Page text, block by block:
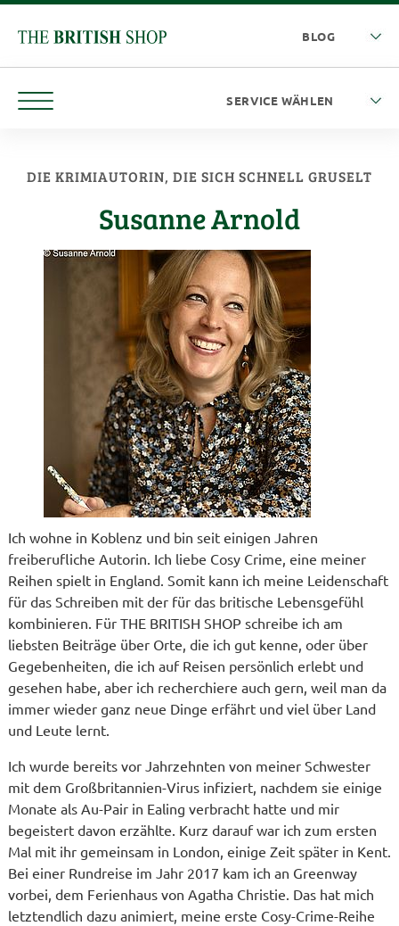
DIE KRIMIAUTORIN, DIE SICH SCHNELL GRUSELT
Susanne Arnold
Ich wohne in Koblenz und bin seit einigen Jahren
freiberufliche Autorin. Ich liebe Cosy Crime, eine meiner
Reihen spielt in England. Somit kann ich meine Leidenschaft
für das Schreiben mit der für das britische Lebensgefühl
kombinieren. Für THE BRITISH SHOP schreibe ich am
liebsten Beiträge über Orte, die ich gut kenne, oder über
Gegebenheiten, die ich auf Reisen persönlich erlebt und
gesehen habe, aber ich recherchiere auch gern, weil man da
immer wieder ganz neue Dinge erfährt und viel über Land
und Leute lernt.
Ich wurde bereits vor Jahrzehnten von meiner Schwester
mit dem Großbritannien-Virus infiziert, nachdem sie einige
Monate als Au-Pair in Ealing verbracht hatte und mir
begeistert davon erzählte. Kurz darauf war ich zum ersten
Mal mit ihr gemeinsam in London, einige Zeit später in Kent.
Bei einer Rundreise im Jahr 2017 kam ich an Greenway
vorbei, dem Ferienhaus von Agatha Christie. Das hat mich
letztendlich dazu animiert, meine erste Cosy-Crime-Reihe